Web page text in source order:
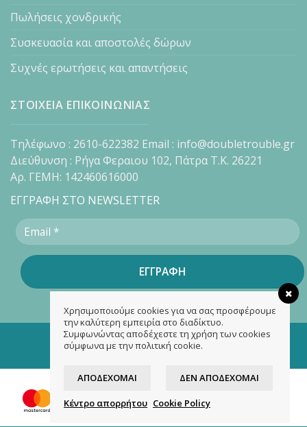
Πωλήσεις χονδρικής
Συσκευασία και αποστολές δώρων
Συχνές ερωτήσεις και απαντήσεις
ΣΤΟΙΧΕΙΑ ΕΠΙΚΟΙΝΩΝΙΑΣ
Τηλέφωνο : 2610-622382 Email : info@doubletrouble.gr
Διεύθυνση : Ρήγα Φεραιου 102, Πάτρα Τ.Κ. 26221
Αρ. ΓΕΜΗ: 142460616000
ΕΓΓΡΑΦΗ ΣΤΟ NEWSLETTER
Copyright 2026 ©doubletrouble.gr
Designed & developed by
Χρησιμοποιούμε cookies για να σας προσφέρουμε
την καλύτερη εμπειρία στο διαδίκτυο.
Συμφωνώντας αποδέχεστε τη χρήση των cookies
σύμφωνα με την πολιτική cookie.
ΑΠΟΔΈΧΟΜΑΙ ΔΕΝ ΑΠΟΔΈΧΟΜΑΙ
Κέντρο απορρήτου Cookie Policy